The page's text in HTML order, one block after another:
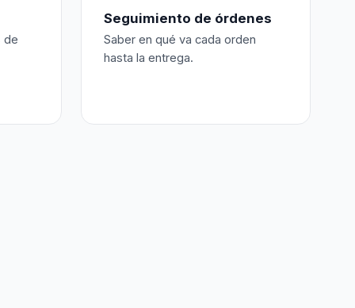
de
Seguimiento de órdenes
Saber en qué va cada orden
hasta la entrega.